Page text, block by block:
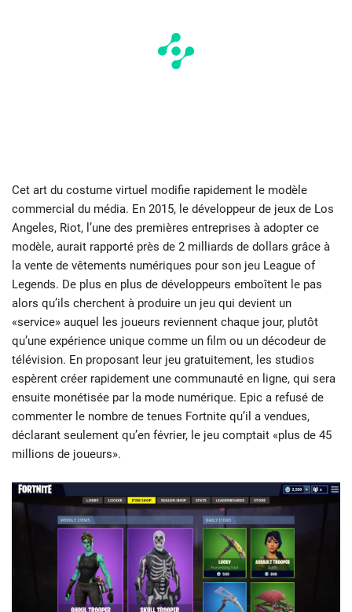
Cet art du costume virtuel modifie rapidement le modèle
commercial du média. En 2015, le développeur de jeux de Los
Angeles, Riot, l’une des premières entreprises à adopter ce
modèle, aurait rapporté près de 2 milliards de dollars grâce à
la vente de vêtements numériques pour son jeu League of
Legends. De plus en plus de développeurs emboîtent le pas
alors qu’ils cherchent à produire un jeu qui devient un
«service» auquel les joueurs reviennent chaque jour, plutôt
qu’une expérience unique comme un film ou un décodeur de
télévision. En proposant leur jeu gratuitement, les studios
espèrent créer rapidement une communauté en ligne, qui sera
ensuite monétisée par la mode numérique. Epic a refusé de
commenter le nombre de tenues Fortnite qu’il a vendues,
déclarant seulement qu’en février, le jeu comptait «plus de 45
millions de joueurs».